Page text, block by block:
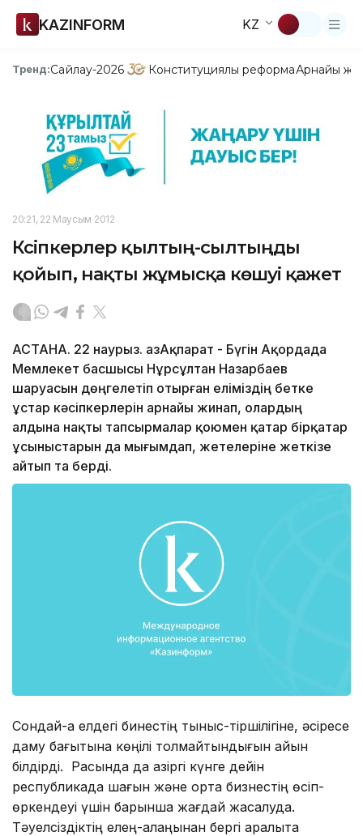
KAZINFORM KZ
Тренд:Сайлау-2026 Конституциялық реформаАрнайы
20:21, 22 Маусым 2012
Кәсіпкерлер қылтың-сылтыңды
қойып, нақты жұмысқа көшуі қажет
АСТАНА. 22 наурыз. ҚазАқпарат - Бүгін Ақордада
Мемлекет басшысы Нұрсұлтан Назарбаев
шаруасын дөңгелетіп отырған еліміздің бетке
ұстар кәсіпкерлерін арнайы жинап, олардың
алдына нақты тапсырмалар қоюмен қатар бірқатар
ұсыныстарын да мығымдап, жетелеріне жеткізе
айтып та берді.
Сондай-ақ елдегі бинестің тыныс-тіршілігіне, әсіресе
даму бағытына көңілі толмайтындығын айқын
білдірді. Расында да қазіргі күнге дейін
республикада шағын және орта бизнестің өсіп-
өркендеуі үшін барынша жағдай жасалуда.
Тәуелсіздіктің елең-алаңынан бергі аралықта